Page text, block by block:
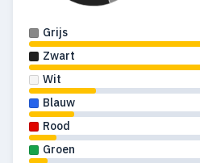
Grijs
Zwart
Wit
Blauw
Rood
Groen